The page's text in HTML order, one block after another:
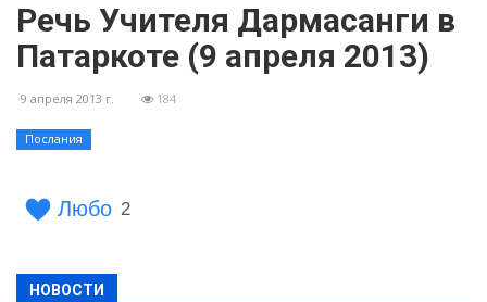
Речь Учителя Дармасанги в
Патаркоте (9 апреля 2013)
9 апреля 2013 г. 184
Послания
Любо 2
НОВОСТИ